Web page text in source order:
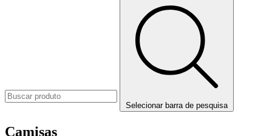
Selecionar barra de pesquisa
Camisas